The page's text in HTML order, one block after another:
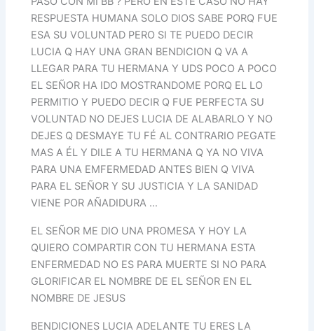
RESPUESTA HUMANA SOLO DIOS SABE PORQ FUE
ESA SU VOLUNTAD PERO SI TE PUEDO DECIR
LUCIA Q HAY UNA GRAN BENDICION Q VA A
LLEGAR PARA TU HERMANA Y UDS POCO A POCO
EL SEÑOR HA IDO MOSTRANDOME PORQ EL LO
PERMITIO Y PUEDO DECIR Q FUE PERFECTA SU
VOLUNTAD NO DEJES LUCIA DE ALABARLO Y NO
DEJES Q DESMAYE TU FÉ AL CONTRARIO PEGATE
MAS A ÉL Y DILE A TU HERMANA Q YA NO VIVA
PARA UNA EMFERMEDAD ANTES BIEN Q VIVA
PARA EL SEÑOR Y SU JUSTICIA Y LA SANIDAD
VIENE POR AÑADIDURA …
EL SEÑOR ME DIO UNA PROMESA Y HOY LA
QUIERO COMPARTIR CON TU HERMANA ESTA
ENFERMEDAD NO ES PARA MUERTE SI NO PARA
GLORIFICAR EL NOMBRE DE EL SEÑOR EN EL
NOMBRE DE JESUS
BENDICIONES LUCIA ADELANTE TU ERES LA